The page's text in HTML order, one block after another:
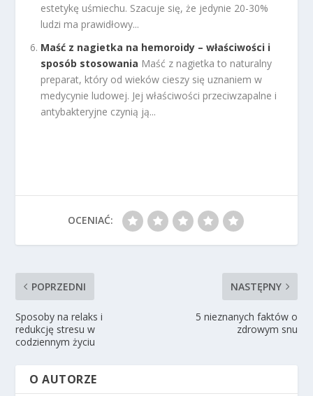
estetykę uśmiechu. Szacuje się, że jedynie 20-30%
ludzi ma prawidłowy...
Maść z nagietka na hemoroidy – właściwości i
sposób stosowania Maść z nagietka to naturalny
preparat, który od wieków cieszy się uznaniem w
medycynie ludowej. Jej właściwości przeciwzapalne i
antybakteryjne czynią ją...
OCENIAĆ:
POPRZEDNI
Sposoby na relaks i
redukcję stresu w
codziennym życiu
NASTĘPNY
5 nieznanych faktów o
zdrowym snu
O AUTORZE